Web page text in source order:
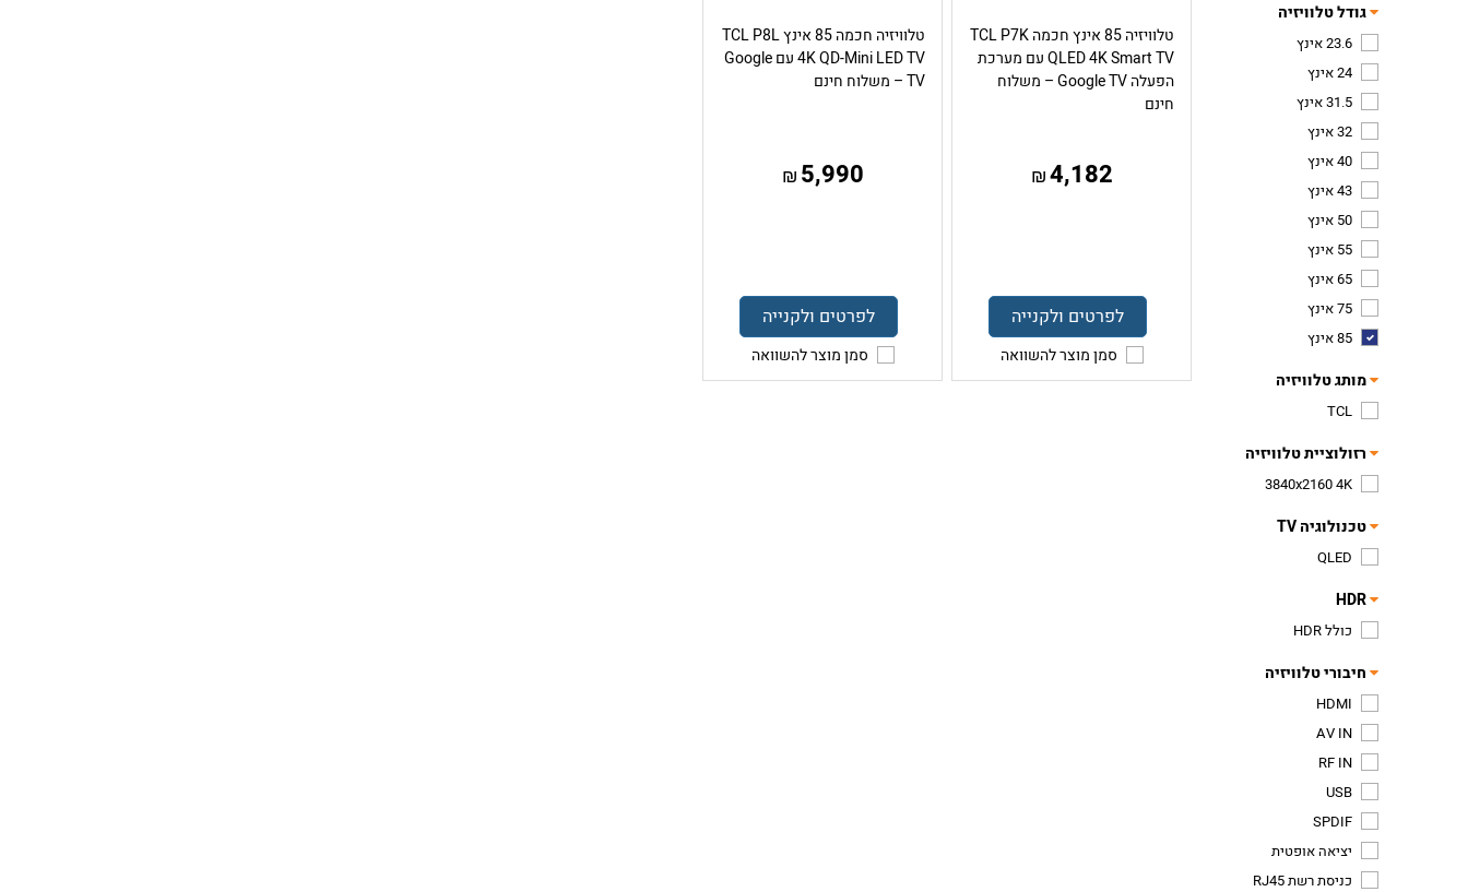
גודל טלוויזיה
23.6 אינץ
24 אינץ
31.5 אינץ
32 אינץ
40 אינץ
43 אינץ
50 אינץ
55 אינץ
65 אינץ
75 אינץ
85 אינץ
מותג טלוויזיה
TCL
רזולוציית טלוויזיה
3840x2160 4K
טכנולוגיה TV
QLED
HDR
כולל HDR
חיבורי טלוויזיה
HDMI
AV IN
RF IN
USB
SPDIF
יציאה אופטית
כניסת רשת RJ45
טלוויזיה 85 אינץ חכמה TCL P7K
QLED 4K Smart TV עם מערכת
הפעלה Google TV – משלוח
חינם
4,182
₪
לפרטים ולקנייה
סמן מוצר להשוואה
טלוויזיה חכמה 85 אינץ TCL P8L
4K QD-Mini LED TV עם Google
TV – משלוח חינם
5,990
₪
לפרטים ולקנייה
סמן מוצר להשוואה